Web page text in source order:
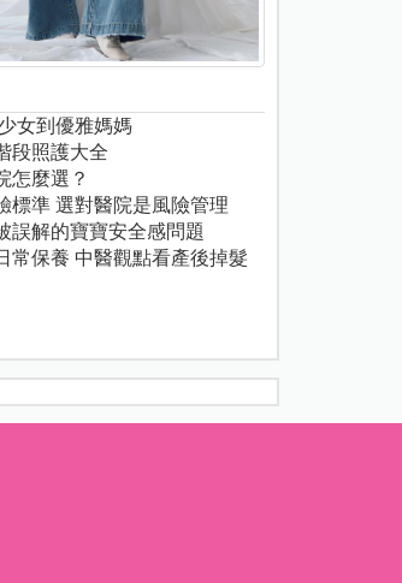
女到優雅媽媽
段照護大全
怎麼選？
標準 選對醫院是風險管理
誤解的寶寶安全感問題
常保養 中醫觀點看產後掉髮